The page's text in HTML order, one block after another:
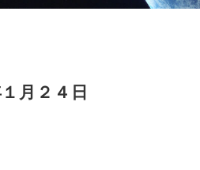
月２４日